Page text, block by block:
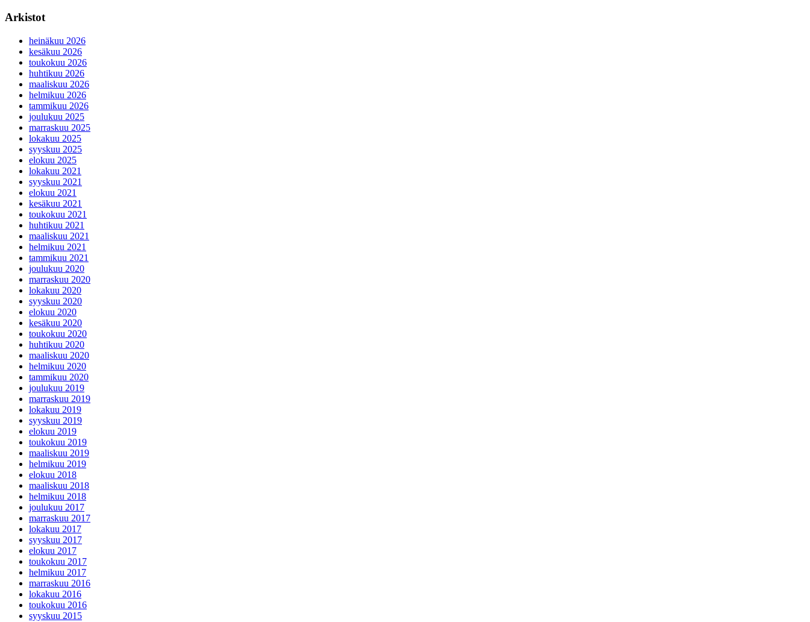
Arkistot
heinäkuu 2026
kesäkuu 2026
toukokuu 2026
huhtikuu 2026
maaliskuu 2026
helmikuu 2026
tammikuu 2026
joulukuu 2025
marraskuu 2025
lokakuu 2025
syyskuu 2025
elokuu 2025
lokakuu 2021
syyskuu 2021
elokuu 2021
kesäkuu 2021
toukokuu 2021
huhtikuu 2021
maaliskuu 2021
helmikuu 2021
tammikuu 2021
joulukuu 2020
marraskuu 2020
lokakuu 2020
syyskuu 2020
elokuu 2020
kesäkuu 2020
toukokuu 2020
huhtikuu 2020
maaliskuu 2020
helmikuu 2020
tammikuu 2020
joulukuu 2019
marraskuu 2019
lokakuu 2019
syyskuu 2019
elokuu 2019
toukokuu 2019
maaliskuu 2019
helmikuu 2019
elokuu 2018
maaliskuu 2018
helmikuu 2018
joulukuu 2017
marraskuu 2017
lokakuu 2017
syyskuu 2017
elokuu 2017
toukokuu 2017
helmikuu 2017
marraskuu 2016
lokakuu 2016
toukokuu 2016
syyskuu 2015